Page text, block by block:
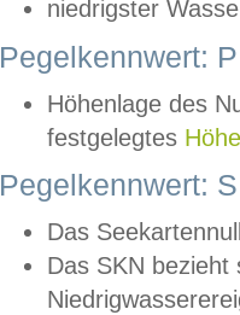
niedrigster
Pegelkennwert:
Höhenlage des
festgelegtes
Pegelkennwert:
Das
Das SKN